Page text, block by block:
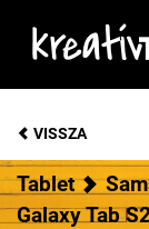
VISSZA
Tablet
Galaxy Tab